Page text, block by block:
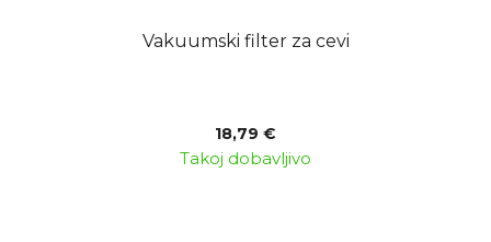
Vakuumski filter za cevi
18,79 €
Takoj dobavljivo